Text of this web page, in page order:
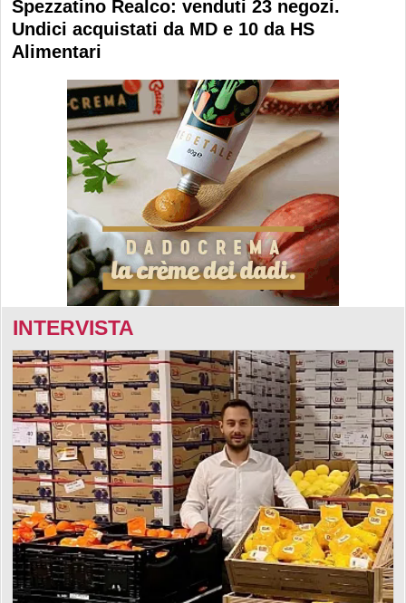
Spezzatino Realco: venduti 23 negozi.
Undici acquistati da MD e 10 da HS
Alimentari
INTERVISTA